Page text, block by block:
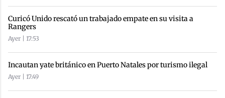
Curicó Unido rescató un trabajado empate en su visita a
Rangers
Ayer | 17:53
Incautan yate británico en Puerto Natales por turismo ilegal
Ayer | 17:49